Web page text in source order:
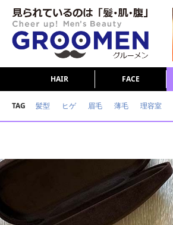
HAIR FACE
TAG 髪型 ヒゲ 眉毛 薄毛 理容室